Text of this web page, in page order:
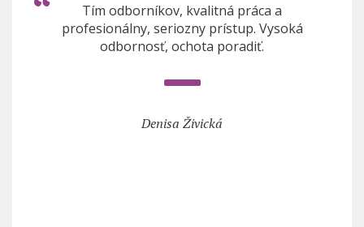
Tím odborníkov, kvalitná práca a
profesionálny, seriozny prístup. Vysoká
odbornosť, ochota poradiť.
Denisa Živická